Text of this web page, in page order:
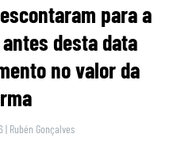
para a
desta data
no valor da
| Rubén Gonçalves